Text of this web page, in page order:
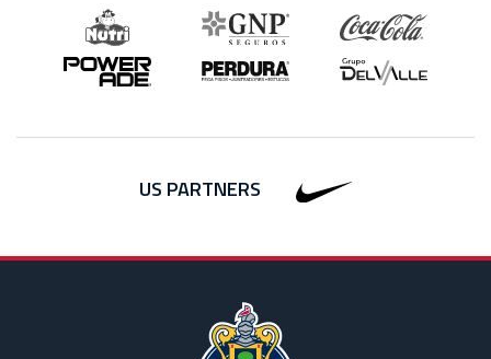
US PARTNERS